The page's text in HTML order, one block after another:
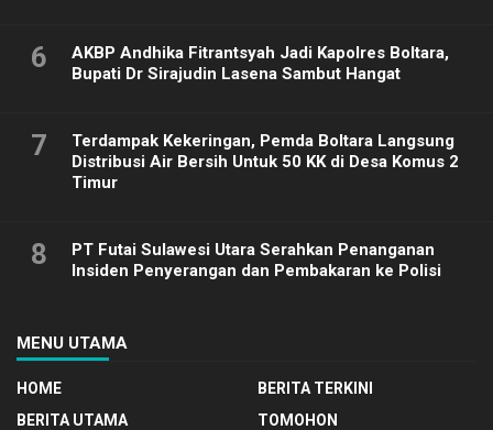
6
AKBP Andhika Fitrantsyah Jadi Kapolres Boltara,
Bupati Dr Sirajudin Lasena Sambut Hangat
7
Terdampak Kekeringan, Pemda Boltara Langsung
Distribusi Air Bersih Untuk 50 KK di Desa Komus 2
Timur
8
PT Futai Sulawesi Utara Serahkan Penanganan
Insiden Penyerangan dan Pembakaran ke Polisi
MENU UTAMA
HOME
BERITA TERKINI
BERITA UTAMA
TOMOHON